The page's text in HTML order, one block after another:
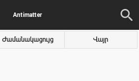
Antimatter
Ժամանակացույց Վայր